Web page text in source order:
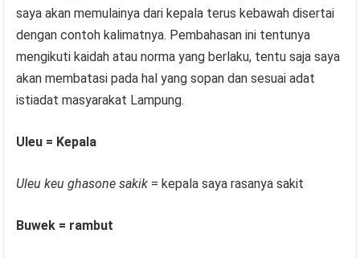
saya akan memulainya dari kepala terus kebawah disertai
dengan contoh kalimatnya. Pembahasan ini tentunya
mengikuti kaidah atau norma yang berlaku, tentu saja saya
akan membatasi pada hal yang sopan dan sesuai adat
istiadat masyarakat Lampung.
Uleu = Kepala
Uleu keu ghasone sakik = kepala saya rasanya sakit
Buwek = rambut